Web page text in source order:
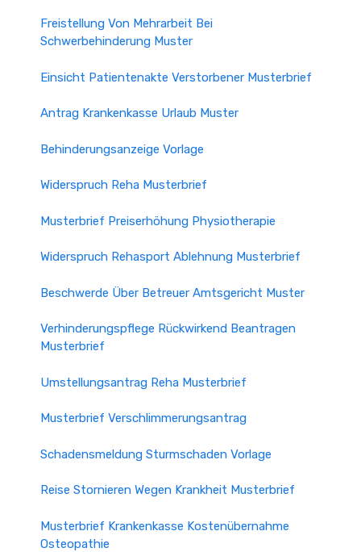
Freistellung Von Mehrarbeit Bei
Schwerbehinderung Muster
Einsicht Patientenakte Verstorbener Musterbrief
Antrag Krankenkasse Urlaub Muster
Behinderungsanzeige Vorlage
Widerspruch Reha Musterbrief
Musterbrief Preiserhöhung Physiotherapie
Widerspruch Rehasport Ablehnung Musterbrief
Beschwerde Über Betreuer Amtsgericht Muster
Verhinderungspflege Rückwirkend Beantragen
Musterbrief
Umstellungsantrag Reha Musterbrief
Musterbrief Verschlimmerungsantrag
Schadensmeldung Sturmschaden Vorlage
Reise Stornieren Wegen Krankheit Musterbrief
Musterbrief Krankenkasse Kostenübernahme
Osteopathie